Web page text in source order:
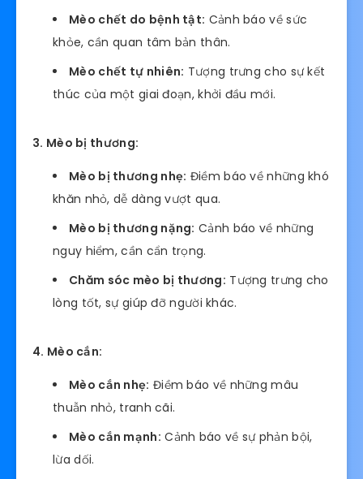
Mèo chết do bệnh tật: Cảnh báo về sức
khỏe, cần quan tâm bản thân.
Mèo chết tự nhiên: Tượng trưng cho sự kết
thúc của một giai đoạn, khởi đầu mới.
3. Mèo bị thương:
Mèo bị thương nhẹ: Điềm báo về những khó
khăn nhỏ, dễ dàng vượt qua.
Mèo bị thương nặng: Cảnh báo về những
nguy hiểm, cần cẩn trọng.
Chăm sóc mèo bị thương: Tượng trưng cho
lòng tốt, sự giúp đỡ người khác.
4. Mèo cắn:
Mèo cắn nhẹ: Điềm báo về những mâu
thuẫn nhỏ, tranh cãi.
Mèo cắn mạnh: Cảnh báo về sự phản bội,
lừa dối.